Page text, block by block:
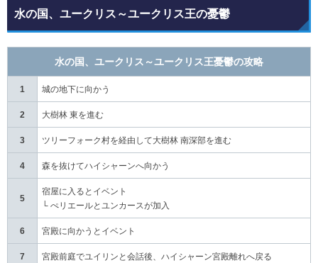
水の国、ユークリス～ユークリス王の憂鬱
水の国、ユークリス～ユークリス王憂鬱の攻略
1 城の地下に向かう
2 大樹林 東を進む
3 ツリーフォーク村を経由して大樹林 南深部を進む
4 森を抜けてハイシャーンへ向かう
5
宿屋に入るとイベント
└ ぺリエールとユンカースが加入
6 宮殿に向かうとイベント
7 宮殿前庭でユイリンと会話後、ハイシャーン宮殿離れへ戻る